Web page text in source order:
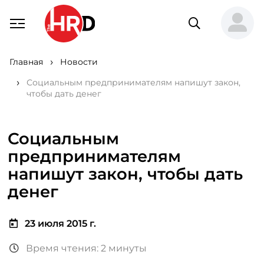
Главная
Новости
Социальным предпринимателям напишут закон,
чтобы дать денег
Социальным
предпринимателям
напишут закон, чтобы дать
денег
23 июля 2015 г.
Время чтения: 2 минуты